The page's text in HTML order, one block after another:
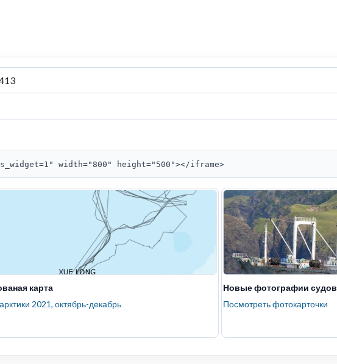
width="800" height="500"></iframe>
карта
2021, октябрь-декабрь
Новые фотографии судов
Посмотреть фотокарточки